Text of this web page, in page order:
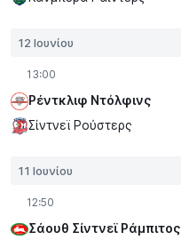
12 Ιουνίου
13:00
Ρέντκλιφ Ντόλφινς
Σίντνεϊ Ρούστερς
11 Ιουνίου
12:50
Σάουθ Σίντνεϊ Ράμπιτος